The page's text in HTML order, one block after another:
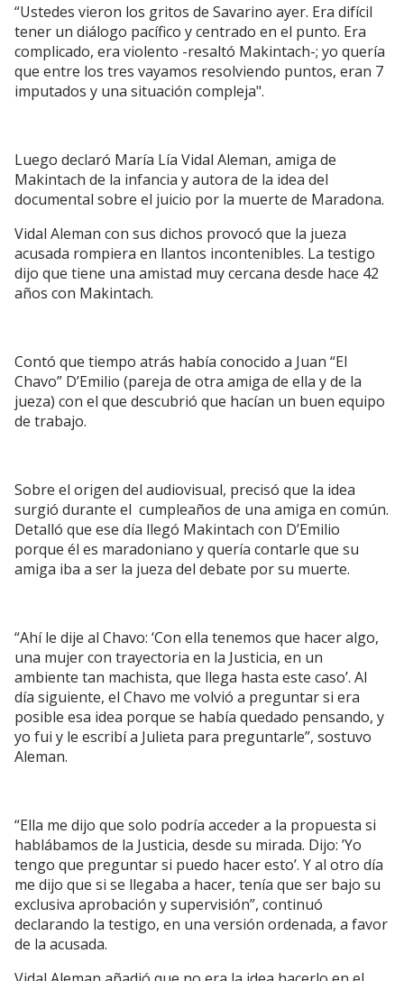
“Ustedes vieron los gritos de Savarino ayer. Era difícil
tener un diálogo pacífico y centrado en el punto. Era
complicado, era violento -resaltó Makintach-; yo quería
que entre los tres vayamos resolviendo puntos, eran 7
imputados y una situación compleja".
Luego declaró María Lía Vidal Aleman, amiga de
Makintach de la infancia y autora de la idea del
documental sobre el juicio por la muerte de Maradona.
Vidal Aleman con sus dichos provocó que la jueza
acusada rompiera en llantos incontenibles. La testigo
dijo que tiene una amistad muy cercana desde hace 42
años con Makintach.
Contó que tiempo atrás había conocido a Juan “El
Chavo” D’Emilio (pareja de otra amiga de ella y de la
jueza) con el que descubrió que hacían un buen equipo
de trabajo.
Sobre el origen del audiovisual, precisó que la idea
surgió durante el cumpleaños de una amiga en común.
Detalló que ese día llegó Makintach con D’Emilio
porque él es maradoniano y quería contarle que su
amiga iba a ser la jueza del debate por su muerte.
“Ahí le dije al Chavo: ‘Con ella tenemos que hacer algo,
una mujer con trayectoria en la Justicia, en un
ambiente tan machista, que llega hasta este caso’. Al
día siguiente, el Chavo me volvió a preguntar si era
posible esa idea porque se había quedado pensando, y
yo fui y le escribí a Julieta para preguntarle”, sostuvo
Aleman.
“Ella me dijo que solo podría acceder a la propuesta si
hablábamos de la Justicia, desde su mirada. Dijo: ’Yo
tengo que preguntar si puedo hacer esto’. Y al otro día
me dijo que si se llegaba a hacer, tenía que ser bajo su
exclusiva aprobación y supervisión”, continuó
declarando la testigo, en una versión ordenada, a favor
de la acusada.